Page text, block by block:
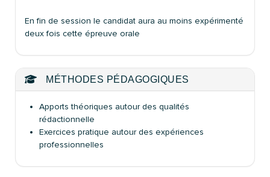
En fin de session le candidat aura au moins expérimenté
deux fois cette épreuve orale
MÉTHODES PÉDAGOGIQUES
Apports théoriques autour des qualités
rédactionnelle
Exercices pratique autour des expériences
professionnelles